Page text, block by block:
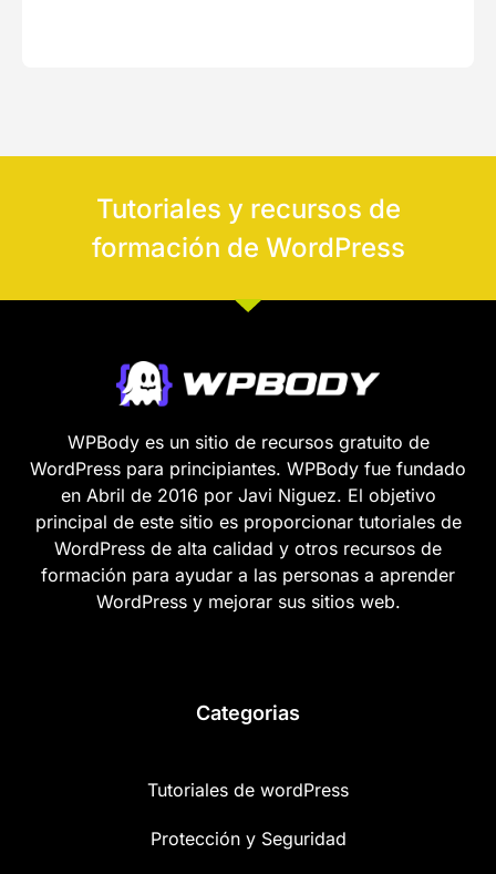
Tutoriales y recursos de
formación de WordPress
WPBody es un sitio de recursos gratuito de
WordPress para principiantes. WPBody fue fundado
en Abril de 2016 por Javi Niguez. El objetivo
principal de este sitio es proporcionar tutoriales de
WordPress de alta calidad y otros recursos de
formación para ayudar a las personas a aprender
WordPress y mejorar sus sitios web.
Categorias
Tutoriales de wordPress
Protección y Seguridad